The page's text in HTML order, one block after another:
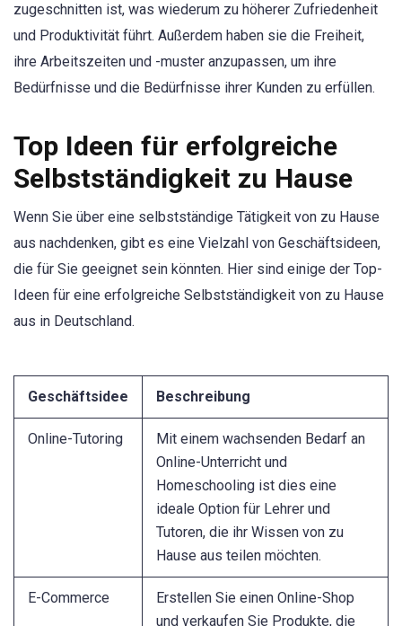
zugeschnitten ist, was wiederum zu höherer Zufriedenheit
und Produktivität führt. Außerdem haben sie die Freiheit,
ihre Arbeitszeiten und -muster anzupassen, um ihre
Bedürfnisse und die Bedürfnisse ihrer Kunden zu erfüllen.
Top Ideen für erfolgreiche
Selbstständigkeit zu Hause
Wenn Sie über eine selbstständige Tätigkeit von zu Hause
aus nachdenken, gibt es eine Vielzahl von Geschäftsideen,
die für Sie geeignet sein könnten. Hier sind einige der Top-
Ideen für eine erfolgreiche Selbstständigkeit von zu Hause
aus in Deutschland.
Geschäftsidee Beschreibung
Online-Tutoring
Mit einem wachsenden Bedarf an
Online-Unterricht und
Homeschooling ist dies eine
ideale Option für Lehrer und
Tutoren, die ihr Wissen von zu
Hause aus teilen möchten.
E-Commerce
Erstellen Sie einen Online-Shop
und verkaufen Sie Produkte, die